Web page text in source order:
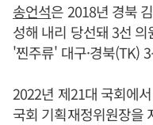
송언석은 2018년 경북
성해 내리 당선돼 3선
'찐주류' 대구·경북(TK)
2022년 제21대 국회에
국회 기획재정위원장을